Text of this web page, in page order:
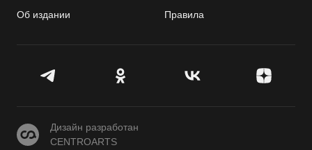
Об издании Правила
CENTROARTS